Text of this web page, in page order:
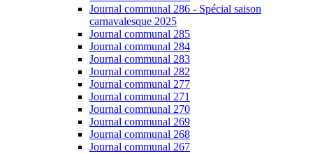
Journal communal 286 - Spécial saison
carnavalesque 2025
Journal communal 285
Journal communal 284
Journal communal 283
Journal communal 282
Journal communal 277
Journal communal 271
Journal communal 270
Journal communal 269
Journal communal 268
Journal communal 267